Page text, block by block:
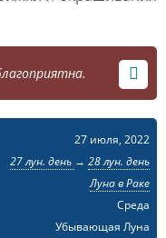
27 июля, 2022
27 лун. день → 28 лун. день
Луна в Раке
Среда
Убывающая Луна